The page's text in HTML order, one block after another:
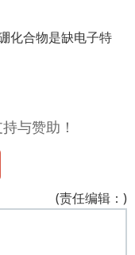
化合物是缺电子特
与赞助！
(责任编辑：)